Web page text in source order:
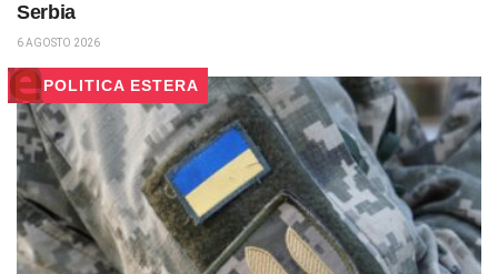
Serbia
6 AGOSTO 2026
POLITICA ESTERA